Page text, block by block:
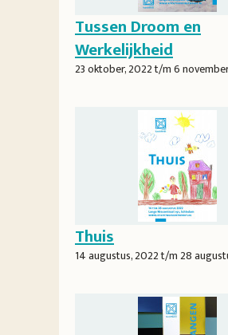
Tussen Droom en
Werkelijkheid
23 oktober, 2022t/m6
Thuis
14 augustus, 2022t/m28